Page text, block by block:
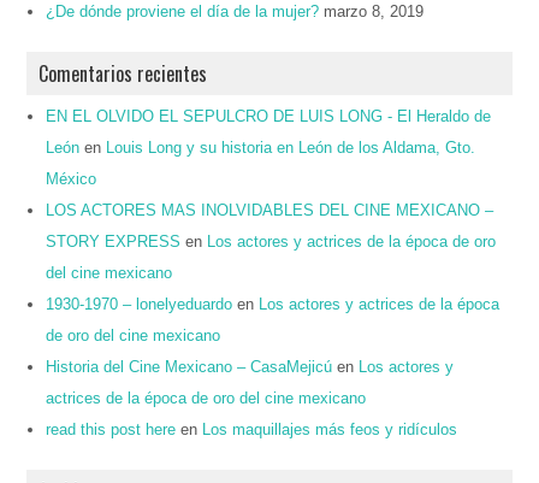
¿De dónde proviene el día de la mujer? marzo 8, 2019
Comentarios recientes
EN EL OLVIDO EL SEPULCRO DE LUIS LONG - El Heraldo de
León en
Louis Long y su historia en León de los Aldama, Gto.
México
LOS ACTORES MAS INOLVIDABLES DEL CINE MEXICANO –
STORY EXPRESS en
Los actores y actrices de la época de oro
del cine mexicano
1930-1970 – lonelyeduardo en
Los actores y actrices de la época
de oro del cine mexicano
Historia del Cine Mexicano – CasaMejicú en
Los actores y
actrices de la época de oro del cine mexicano
read this post here en Los maquillajes más feos y ridículos